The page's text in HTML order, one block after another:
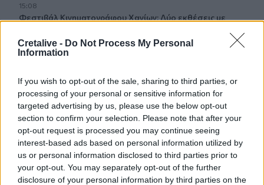
Cretalive - Do Not Process My Personal
Information
If you wish to opt-out of the sale, sharing to third parties, or
processing of your personal or sensitive information for
targeted advertising by us, please use the below opt-out
section to confirm your selection. Please note that after your
opt-out request is processed you may continue seeing
interest-based ads based on personal information utilized by
us or personal information disclosed to third parties prior to
your opt-out. You may separately opt-out of the further
disclosure of your personal information by third parties on the
15:08
Φεστιβάλ Κινηματογράφου Χανίων: Δύο εκθέσεις με
15:05
που εκπλήσσουν
14:59
Ρωσία: Ο Πούτιν εγκρίνει πώληση 30% στο αεροδρόμιο
της Μόσχας
14:50
ΕΛΜΕΠΑ: Και σε ηλεκτρονική έκδοση τα πρακτικά του
συνεδρίου για τη Ρένα Κυριακού